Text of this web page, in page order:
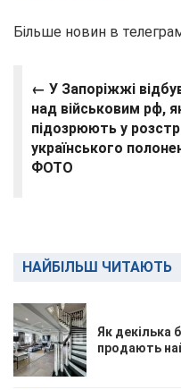
Більше новин в
← У Запоріжжі
над військовим рф,
підозрюють у
українського
ФОТО
НАЙБІЛЬШ ЧИТАЮТЬ
Як декілька
продають